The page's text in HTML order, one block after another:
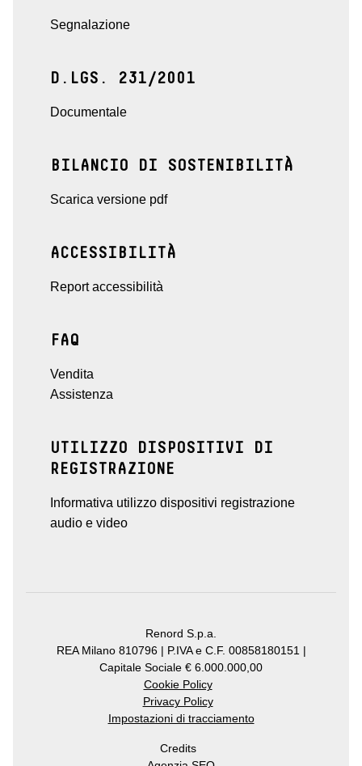
Segnalazione
D.LGS. 231/2001
Documentale
BILANCIO DI SOSTENIBILITÀ
Scarica versione pdf
ACCESSIBILITÀ
Report accessibilità
FAQ
Vendita
Assistenza
UTILIZZO DISPOSITIVI DI
REGISTRAZIONE
Informativa utilizzo dispositivi registrazione
audio e video
Renord S.p.a.
REA Milano 810796 | P.IVA e C.F. 00858180151 |
Capitale Sociale € 6.000.000,00
Cookie Policy
Privacy Policy
Impostazioni di tracciamento
Credits